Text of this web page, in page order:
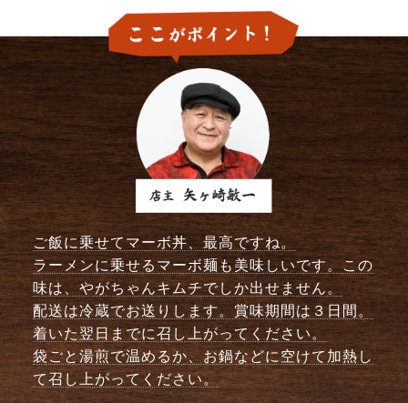
ご飯に乗せてマーボ丼、最高ですね。
ラーメンに乗せるマーボ麺も美味しいです。この
味は、やがちゃんキムチでしか出せません。
配送は冷蔵でお送りします。賞味期間は３日間。
着いた翌日までに召し上がってください。
袋ごと湯煎で温めるか、お鍋などに空けて加熱し
て召し上がってください。